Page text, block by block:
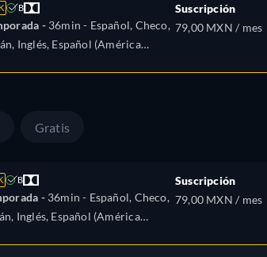
B
- 36min - Español, Checo,
Inglés, Español (América
Suscripción
79,00 MXN / mes
Gratis
B
- 36min - Español, Checo,
Inglés, Español (América
Suscripción
79,00 MXN / mes